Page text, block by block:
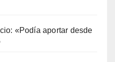
«Podía aportar desde